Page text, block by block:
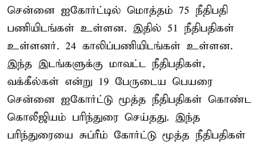
சென்னை ஐகோர்ட்டில் மொத்தம் 75 நீதிபதி
பணியிடங்கள் உள்ளன. இதில் 51 நீதிபதிகள்
உள்ளனர். 24 காலிப்பணியிடங்கள் உள்ளன.
இந்த இடங்களுக்கு மாவட்ட நீதிபதிகள்,
வக்கீல்கள் என்று 19 பேருடைய பெயரை
சென்னை ஐகோர்ட்டு மூத்த நீதிபதிகள் கொண்ட
கொலீஜியம் பரிந்துரை செய்தது. இந்த
பரிந்துரையை சுப்ரீம் கோர்ட்டு மூத்த நீதிபதிகள்